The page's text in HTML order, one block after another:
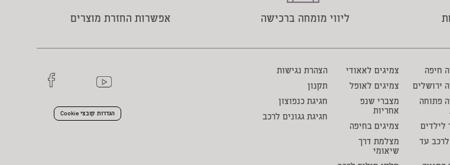
ליווי מומחה ברכישה אפשרות החזרת מוצרים
חיפה
ירושלים
פתוחה
לילדים
עד
צמיגים לאאודי
צמיגים לאופל
מצברי שנפ
אחריות
צמיגים בחיפה
מצלמת דרך
שיאומי
הצהרת נגישות
תקנון
חגיגת כנפוצון
חגיגת גגונים לרכב
הגדרות קובצי Cookie